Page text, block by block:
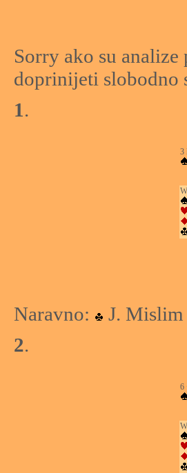
Sorry ako su
doprinijeti slobodno
1.
3
W
Naravno:
J. Mislim
2.
6
W